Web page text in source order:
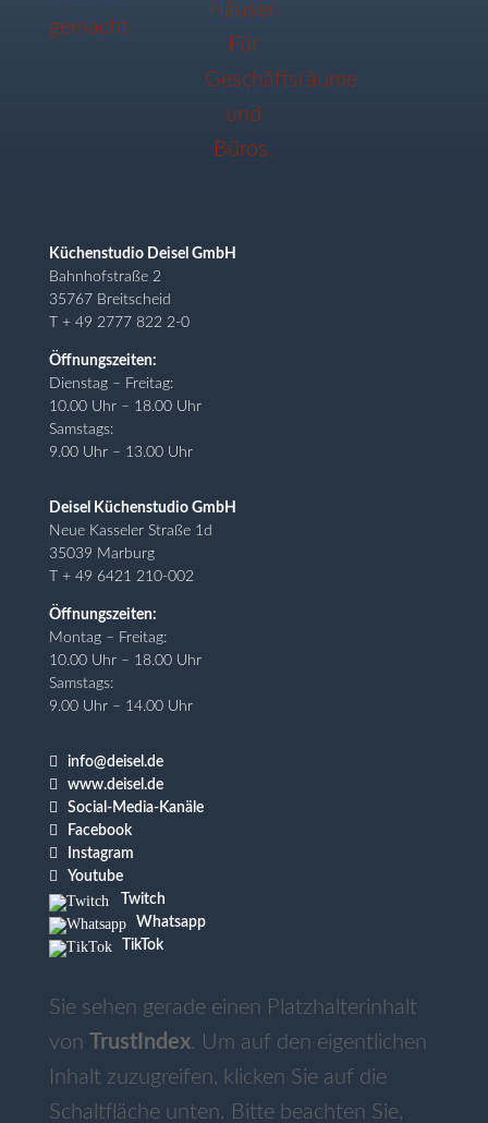
Küchenstudio Deisel GmbH
Bahnhofstraße 2
35767 Breitscheid
T + 49 2777 822 2-0
Öffnungszeiten:
Dienstag – Freitag:
10.00 Uhr – 18.00 Uhr
Samstags:
9.00 Uhr – 13.00 Uhr
Deisel Küchenstudio GmbH
Neue Kasseler Straße 1d
35039 Marburg
T + 49 6421 210-002
Öffnungszeiten:
Montag – Freitag:
10.00 Uhr – 18.00 Uhr
Samstags:
9.00 Uhr – 14.00 Uhr
 info@deisel.de
 www.deisel.de
 Social-Media-Kanäle
 Facebook
 Instagram

Youtube
Twitch
Whatsapp
TikTok
Sie sehen gerade einen Platzhalterinhalt
von TrustIndex. Um auf den eigentlichen
Inhalt zuzugreifen, klicken Sie auf die
Schaltfläche unten. Bitte beachten Sie,